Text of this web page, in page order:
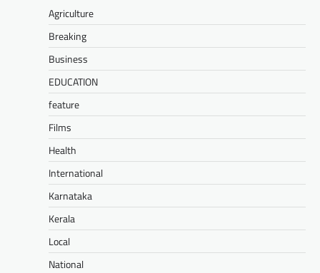
Agriculture
Breaking
Business
EDUCATION
feature
Films
Health
International
Karnataka
Kerala
Local
National